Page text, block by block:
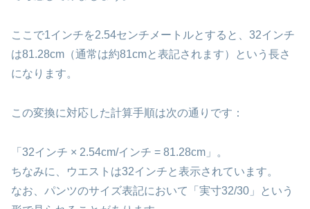
ここで1インチを2.54センチメートルとすると、32インチ
は81.28cm（通常は約81cmと表記されます）という長さ
になります。
この変換に対応した計算手順は次の通りです：
「32インチ × 2.54cm/インチ = 81.28cm」。
ちなみに、ウエストは32インチと表示されています。
なお、パンツのサイズ表記において「実寸32/30」という